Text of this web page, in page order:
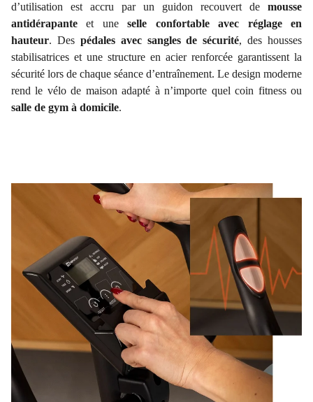
d’utilisation est accru par un guidon recouvert de mousse
antidérapante et uneselle confortable avec réglage en
hauteur. Des pédales avec sangles de sécurité, des housses
stabilisatrices et une structure en acier renforcée garantissent la
sécurité lors de chaque séance d’entraînement. Le design moderne
rend le vélo de maison adapté à n’importe quel coin fitness ou
salle de gym à domicile.